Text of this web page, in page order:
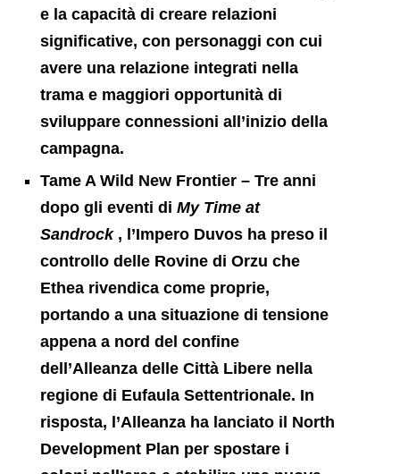
e la capacità di creare relazioni
significative, con personaggi con cui
avere una relazione integrati nella
trama e maggiori opportunità di
sviluppare connessioni all’inizio della
campagna.
Tame A Wild New Frontier – Tre anni
dopo gli eventi di My Time at
Sandrock, l’Impero Duvos ha preso il
controllo delle Rovine di Orzu che
Ethea rivendica come proprie,
portando a una situazione di tensione
appena a nord del confine
dell’Alleanza delle Città Libere nella
regione di Eufaula Settentrionale. In
risposta, l’Alleanza ha lanciato il North
Development Plan per spostare i